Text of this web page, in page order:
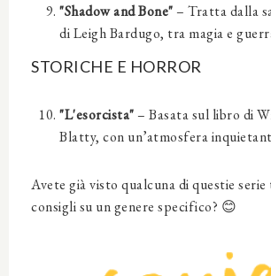
"Shadow and Bone" – Tratta dalla
di Leigh Bardugo, tra magia e
STORICHE E HORROR
"L'esorcista" – Basata sul libro di
Blatty, con un’atmosfera
Avete già visto qualcuna di questie
consigli su un genere specifico? 😊